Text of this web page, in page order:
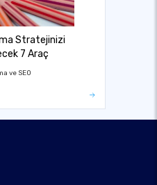
Stratejinizi
7 Araç
ve SEO